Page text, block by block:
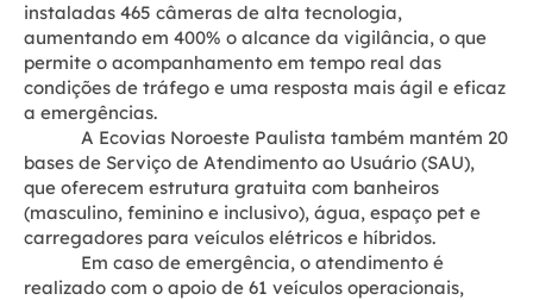
instaladas 465 câmeras de alta tecnologia,
aumentando em 400% o alcance da vigilância, o que
permite o acompanhamento em tempo real das
condições de tráfego e uma resposta mais ágil e eficaz
a emergências.
A Ecovias Noroeste Paulista também mantém 20
bases de Serviço de Atendimento ao Usuário (SAU),
que oferecem estrutura gratuita com banheiros
(masculino, feminino e inclusivo), água, espaço pet e
carregadores para veículos elétricos e híbridos.
Em caso de emergência, o atendimento é
realizado com o apoio de 61 veículos operacionais,